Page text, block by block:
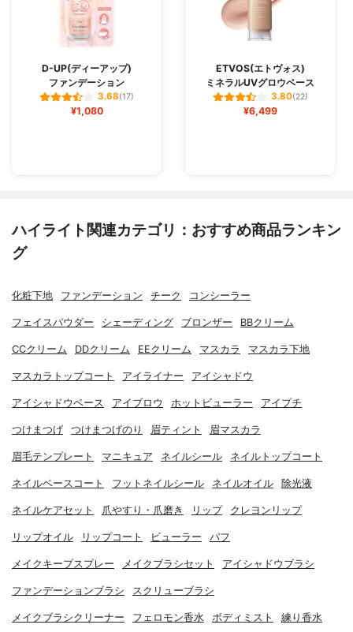
D-UP(ディーアップ)
ファンデーション
3.68(17)
¥1,080
ETVOS(エトヴォス)
ミネラルUVグロウベース
3.80(22)
¥6,499
ハイライト関連カテゴリ：おすすめ商品ランキン
グ
化粧下地 ファンデーション チーク コンシーラー
フェイスパウダー シェーディング ブロンザー BBクリーム
CCクリーム DDクリーム EEクリーム マスカラ マスカラ下地
マスカラトップコート アイライナー アイシャドウ
アイシャドウベース アイブロウ ホットビューラー アイプチ
つけまつげ つけまつげのり 眉ティント 眉マスカラ
眉毛テンプレート マニキュア ネイルシール ネイルトップコート
ネイルベースコート フットネイルシール ネイルオイル 除光液
ネイルケアセット 爪やすり・爪磨き リップ クレヨンリップ
リップオイル リップコート ビューラー パフ
メイクキープスプレー メイクブラシセット アイシャドウブラシ
ファンデーションブラシ スクリューブラシ
メイクブラシクリーナー フェロモン香水 ボディミスト 練り香水